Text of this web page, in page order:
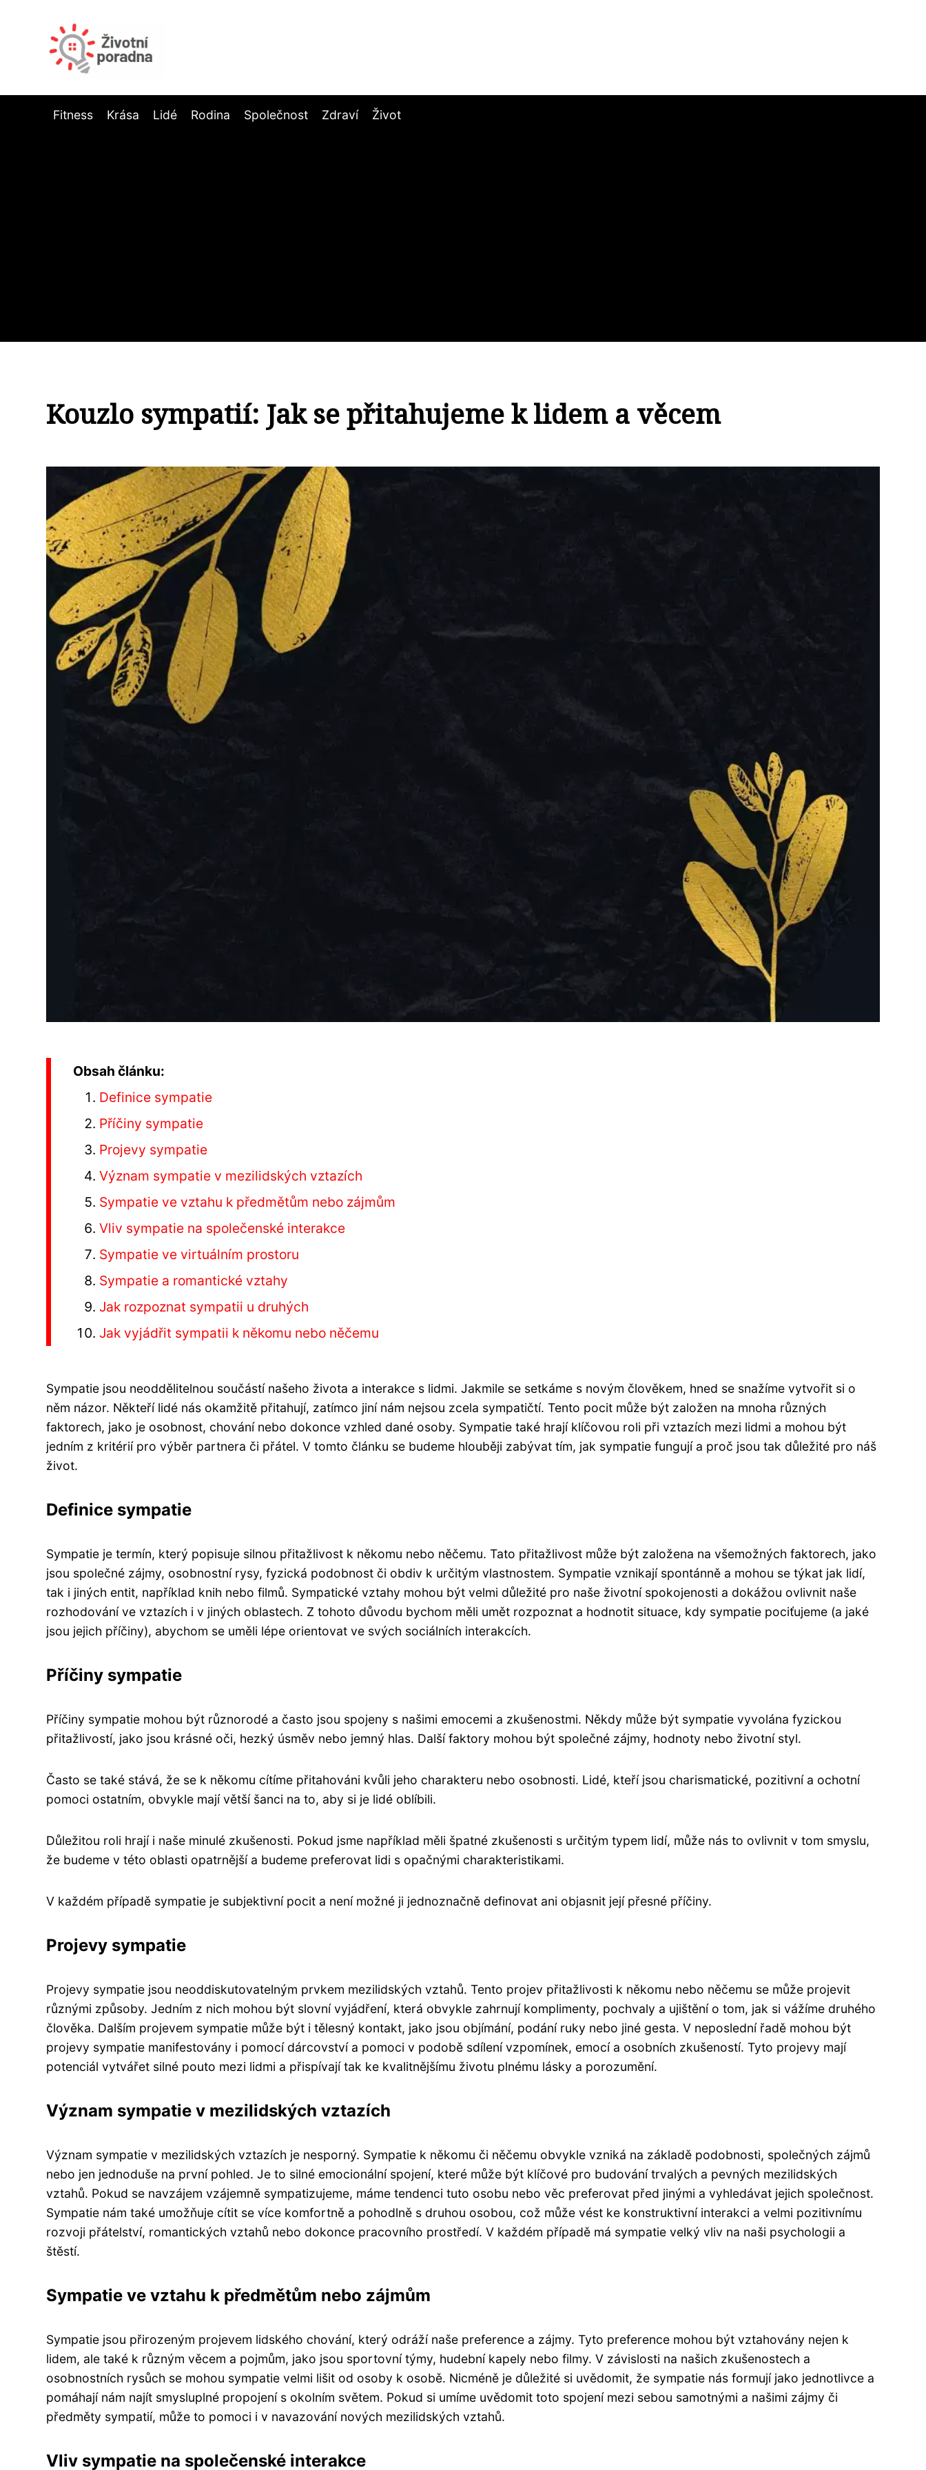
Fitness Krása Lidé Rodina Společnost Zdraví Život
Kouzlo sympatií: Jak se přitahujeme k lidem a věcem
Obsah článku:
Definice sympatie
Příčiny sympatie
Projevy sympatie
Význam sympatie v mezilidských vztazích
Sympatie ve vztahu k předmětům nebo zájmům
Vliv sympatie na společenské interakce
Sympatie ve virtuálním prostoru
Sympatie a romantické vztahy
Jak rozpoznat sympatii u druhých
Jak vyjádřit sympatii k někomu nebo něčemu
Sympatie jsou neoddělitelnou součástí našeho života a interakce s lidmi. Jakmile se setkáme s novým člověkem, hned se snažíme vytvořit si o
něm názor. Někteří lidé nás okamžitě přitahují, zatímco jiní nám nejsou zcela sympatičtí. Tento pocit může být založen na mnoha různých
faktorech, jako je osobnost, chování nebo dokonce vzhled dané osoby. Sympatie také hrají klíčovou roli při vztazích mezi lidmi a mohou být
jedním z kritérií pro výběr partnera či přátel. V tomto článku se budeme hlouběji zabývat tím, jak sympatie fungují a proč jsou tak důležité pro náš
život.
Definice sympatie
Sympatie je termín, který popisuje silnou přitažlivost k někomu nebo něčemu. Tato přitažlivost může být založena na všemožných faktorech, jako
jsou společné zájmy, osobnostní rysy, fyzická podobnost či obdiv k určitým vlastnostem. Sympatie vznikají spontánně a mohou se týkat jak lidí,
tak i jiných entit, například knih nebo filmů. Sympatické vztahy mohou být velmi důležité pro naše životní spokojenosti a dokážou ovlivnit naše
rozhodování ve vztazích i v jiných oblastech. Z tohoto důvodu bychom měli umět rozpoznat a hodnotit situace, kdy sympatie pociťujeme (a jaké
jsou jejich příčiny), abychom se uměli lépe orientovat ve svých sociálních interakcích.
Příčiny sympatie
Příčiny sympatie mohou být různorodé a často jsou spojeny s našimi emocemi a zkušenostmi. Někdy může být sympatie vyvolána fyzickou
přitažlivostí, jako jsou krásné oči, hezký úsměv nebo jemný hlas. Další faktory mohou být společné zájmy, hodnoty nebo životní styl.
Často se také stává, že se k někomu cítíme přitahováni kvůli jeho charakteru nebo osobnosti. Lidé, kteří jsou charismatické, pozitivní a ochotní
pomoci ostatním, obvykle mají větší šanci na to, aby si je lidé oblíbili.
Důležitou roli hrají i naše minulé zkušenosti. Pokud jsme například měli špatné zkušenosti s určitým typem lidí, může nás to ovlivnit v tom smyslu,
že budeme v této oblasti opatrnější a budeme preferovat lidi s opačnými charakteristikami.
V každém případě sympatie je subjektivní pocit a není možné ji jednoznačně definovat ani objasnit její přesné příčiny.
Projevy sympatie
Projevy sympatie jsou neoddiskutovatelným prvkem mezilidských vztahů. Tento projev přitažlivosti k někomu nebo něčemu se může projevit
různými způsoby. Jedním z nich mohou být slovní vyjádření, která obvykle zahrnují komplimenty, pochvaly a ujištění o tom, jak si vážíme druhého
člověka. Dalším projevem sympatie může být i tělesný kontakt, jako jsou objímání, podání ruky nebo jiné gesta. V neposlední řadě mohou být
projevy sympatie manifestovány i pomocí dárcovství a pomoci v podobě sdílení vzpomínek, emocí a osobních zkušeností. Tyto projevy mají
potenciál vytvářet silné pouto mezi lidmi a přispívají tak ke kvalitnějšímu životu plnému lásky a porozumění.
Význam sympatie v mezilidských vztazích
Význam sympatie v mezilidských vztazích je nesporný. Sympatie k někomu či něčemu obvykle vzniká na základě podobnosti, společných zájmů
nebo jen jednoduše na první pohled. Je to silné emocionální spojení, které může být klíčové pro budování trvalých a pevných mezilidských
vztahů. Pokud se navzájem vzájemně sympatizujeme, máme tendenci tuto osobu nebo věc preferovat před jinými a vyhledávat jejich společnost.
Sympatie nám také umožňuje cítit se více komfortně a pohodlně s druhou osobou, což může vést ke konstruktivní interakci a velmi pozitivnímu
rozvoji přátelství, romantických vztahů nebo dokonce pracovního prostředí. V každém případě má sympatie velký vliv na naši psychologii a
štěstí.
Sympatie ve vztahu k předmětům nebo zájmům
Sympatie jsou přirozeným projevem lidského chování, který odráží naše preference a zájmy. Tyto preference mohou být vztahovány nejen k
lidem, ale také k různým věcem a pojmům, jako jsou sportovní týmy, hudební kapely nebo filmy. V závislosti na našich zkušenostech a
osobnostních rysůch se mohou sympatie velmi lišit od osoby k osobě. Nicméně je důležité si uvědomit, že sympatie nás formují jako jednotlivce a
pomáhají nám najít smysluplné propojení s okolním světem. Pokud si umíme uvědomit toto spojení mezi sebou samotnými a našimi zájmy či
předměty sympatií, může to pomoci i v navazování nových mezilidských vztahů.
Vliv sympatie na společenské interakce